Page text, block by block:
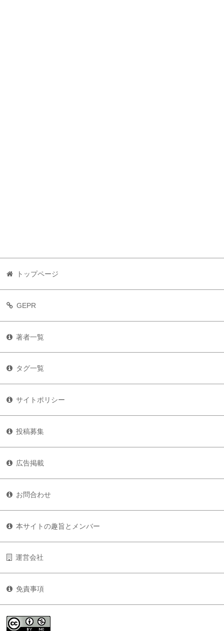
トップページ
GEPR
著者一覧
タグ一覧
サイトポリシー
投稿募集
広告掲載
お問合わせ
本サイトの趣旨とメンバー
運営会社
免責事項